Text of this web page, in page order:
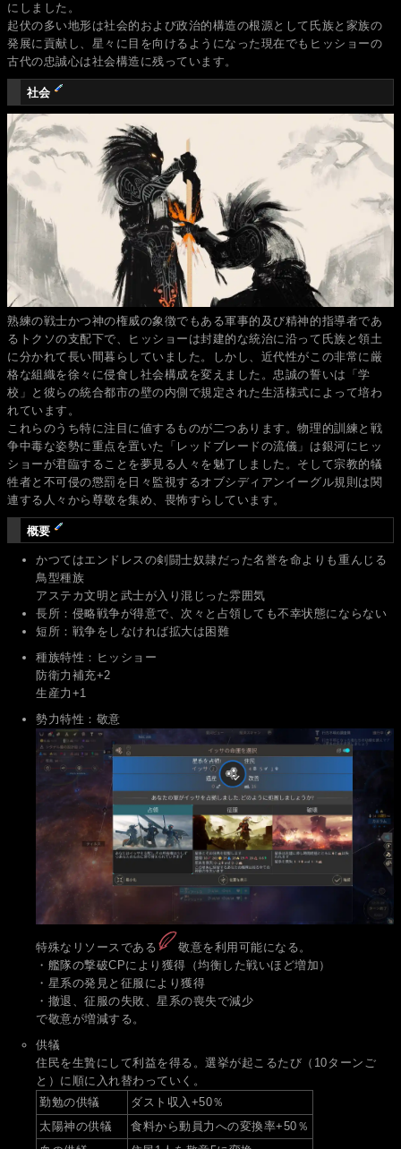
にしました。
起伏の多い地形は社会的および政治的構造の根源として氏族と家族の
発展に貢献し、星々に目を向けるようになった現在でもヒッショーの
古代の忠誠心は社会構造に残っています。
社会
熟練の戦士かつ神の権威の象徴でもある軍事的及び精神的指導者であ
るトクソの支配下で、ヒッショーは封建的な統治に沿って氏族と領土
に分かれて長い間暮らしていました。しかし、近代性がこの非常に厳
格な組織を徐々に侵食し社会構成を変えました。忠誠の誓いは「学
校」と彼らの統合都市の壁の内側で規定された生活様式によって培わ
れています。
これらのうち特に注目に値するものが二つあります。物理的訓練と戦
争中毒な姿勢に重点を置いた「レッドブレードの流儀」は銀河にヒッ
ショーが君臨することを夢見る人々を魅了しました。そして宗教的犠
牲者と不可侵の懲罰を日々監視するオブシディアンイーグル規則は関
連する人々から尊敬を集め、畏怖すらしています。
概要
かつてはエンドレスの剣闘士奴隷だった名誉を命よりも重んじる
鳥型種族
アステカ文明と武士が入り混じった雰囲気
長所：侵略戦争が得意で、次々と占領しても不幸状態にならない
短所：戦争をしなければ拡大は困難
種族特性：ヒッショー
防衛力補充+2
生産力+1
勢力特性：敬意
特殊なリソースである
敬意を利用可能になる。
・艦隊の撃破CPにより獲得（均衡した戦いほど増加）
・星系の発見と征服により獲得
・撤退、征服の失敗、星系の喪失で減少
で敬意が増減する。
供犠
住民を生贄にして利益を得る。選挙が起こるたび（10ターンご
と）に順に入れ替わっていく。
勤勉の供犠
ダスト収入+50％
太陽神の供犠
食料から動員力への変換率+50％